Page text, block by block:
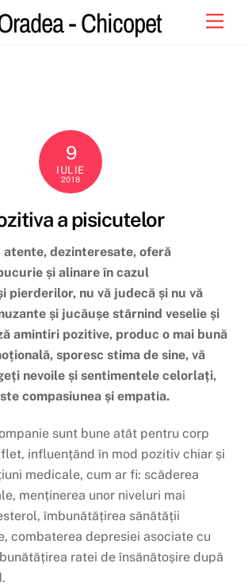
- Chicopet
9
IULIE
2018
a pisicutelor
dezinteresate, oferă
și alinare în cazul
pierderilor, nu vă judecă și nu vă
și jucăușe stârnind veselie și
amintiri pozitive, produc o mai bună
sporesc stima de sine, vă
nevoile și sentimentele celorlați,
compasiunea și empatia.
sunt bune atât pentru corp
influențând în mod pozitiv chiar și
medicale, cum ar fi: scăderea
menținerea unor niveluri mai
îmbunătățirea sănătății
combaterea depresiei asociate cu
ratei de însănătoșire după